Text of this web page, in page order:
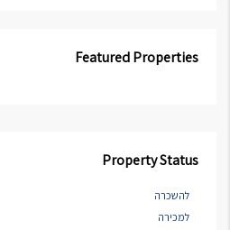
Featured Properties
Property Status
להשכרה
למכירה